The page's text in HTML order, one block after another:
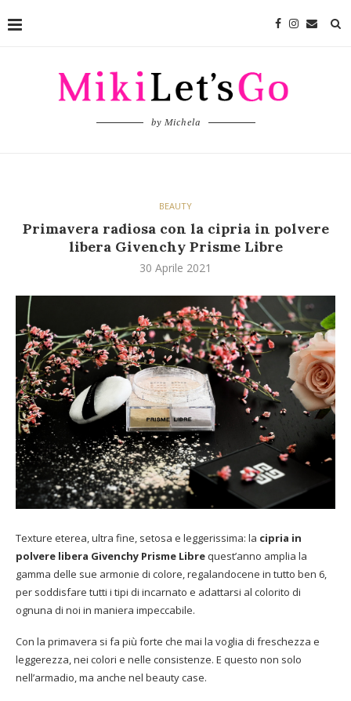
by Michela
BEAUTY
Primavera radiosa con la cipria in polvere
libera Givenchy Prisme Libre
30 Aprile 2021
Texture eterea, ultra fine, setosa e leggerissima: la cipria in
polvere libera Givenchy Prisme Librequest’anno amplia la
gamma delle sue armonie di colore, regalandocene in tutto ben 6,
per soddisfare tutti i tipi di incarnato e adattarsi al colorito di
ognuna di noi in maniera impeccabile.
Con la primavera si fa più forte che mai la voglia di freschezza e
leggerezza, nei colori e nelle consistenze. E questo non solo
nell’armadio, ma anche nel beauty case.